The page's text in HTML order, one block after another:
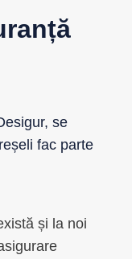
se
fac parte
și la noi